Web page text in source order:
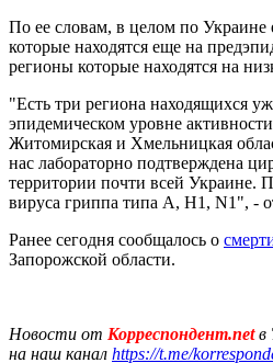
По ее словам, в целом по Украине
которые находятся еще на
регионы которые находятся на
"Есть три региона находящихся
эпидемическом уровне
Житомирская и Хмельницкая
нас лабораторно подтверждена
территории почти всей Украине.
вируса гриппа типа А, H1, N1", -
Ранее сегодня сообщалось о
Запорожской области.
Новости от Корреспондент.netв
на наш канал https://t.me/